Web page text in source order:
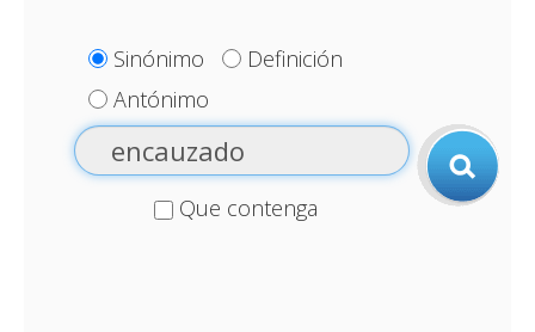
Sinónimo
Definición
Antónimo
Que contenga